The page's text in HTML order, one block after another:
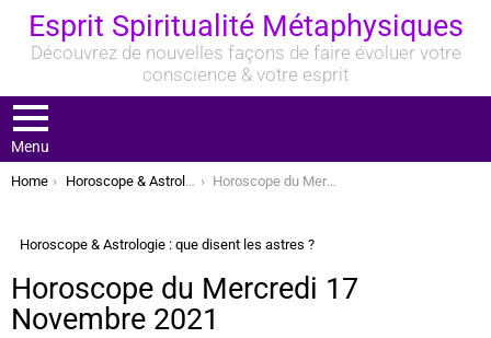
Esprit Spiritualité Métaphysiques
Découvrez de nouvelles façons de faire évoluer votre
conscience & votre esprit
Menu
You are here:
Home Horoscope & Astrologie : que disent les astres ? Horoscope du Mercredi 17 Novembre 2021
Horoscope & Astrologie : que disent les astres ?
Horoscope du Mercredi 17
Novembre 2021